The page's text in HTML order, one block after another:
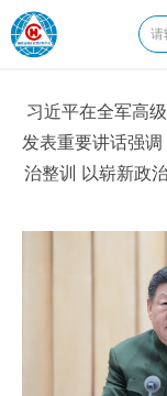
习近平在全军高
发表重要讲话强
治整训 以崭新政